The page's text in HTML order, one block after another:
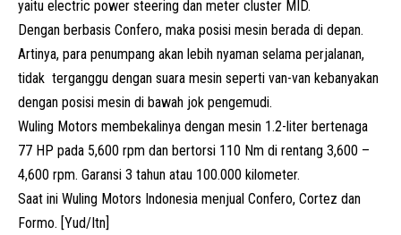
yaitu electric power steering dan meter cluster MID.
Dengan berbasis Confero, maka posisi mesin berada di depan.
Artinya, para penumpang akan lebih nyaman selama perjalanan,
tidak terganggu dengan suara mesin seperti van-van kebanyakan
dengan posisi mesin di bawah jok pengemudi.
Wuling Motors membekalinya dengan mesin 1.2-liter bertenaga
77 HP pada 5,600 rpm dan bertorsi 110 Nm di rentang 3,600 –
4,600 rpm. Garansi 3 tahun atau 100.000 kilometer.
Saat ini Wuling Motors Indonesia menjual Confero, Cortez dan
Formo. [Yud/Itn]